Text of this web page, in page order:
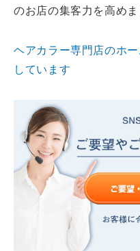
のお店の集客力を高めま
ヘアカラー専門店のホ
しています